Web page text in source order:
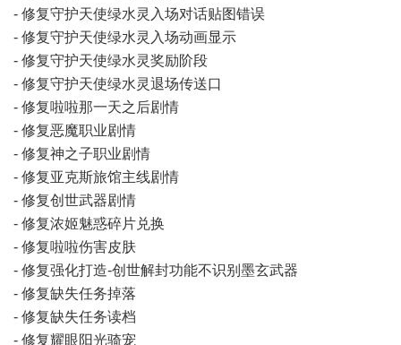
- 修复守护天使绿水灵入场对话贴图错误
- 修复守护天使绿水灵入场动画显示
- 修复守护天使绿水灵奖励阶段
- 修复守护天使绿水灵退场传送口
- 修复啦啦那一天之后剧情
- 修复恶魔职业剧情
- 修复神之子职业剧情
- 修复亚克斯旅馆主线剧情
- 修复创世武器剧情
- 修复浓姬魅惑碎片兑换
- 修复啦啦伤害皮肤
- 修复强化打造-创世解封功能不识别墨玄武器
- 修复缺失任务掉落
- 修复缺失任务读档
- 修复耀眼阳光骑宠